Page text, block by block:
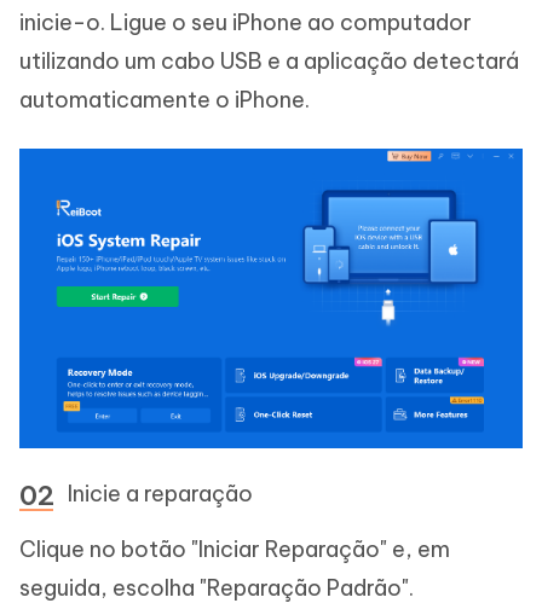
inicie-o. Ligue o seu iPhone ao computador
utilizando um cabo USB e a aplicação detectará
automaticamente o iPhone.
Inicie a reparação
Clique no botão "Iniciar Reparação" e, em
seguida, escolha "Reparação Padrão".